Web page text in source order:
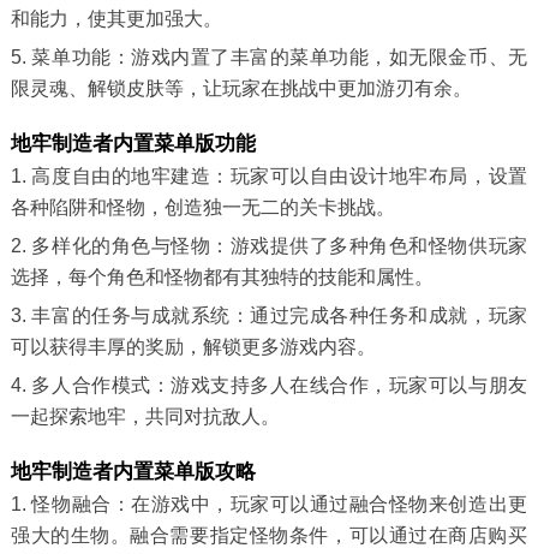
和能力，使其更加强大。
5. 菜单功能：游戏内置了丰富的菜单功能，如无限金币、无
限灵魂、解锁皮肤等，让玩家在挑战中更加游刃有余。
地牢制造者内置菜单版功能
1. 高度自由的地牢建造：玩家可以自由设计地牢布局，设置
各种陷阱和怪物，创造独一无二的关卡挑战。
2. 多样化的角色与怪物：游戏提供了多种角色和怪物供玩家
选择，每个角色和怪物都有其独特的技能和属性。
3. 丰富的任务与成就系统：通过完成各种任务和成就，玩家
可以获得丰厚的奖励，解锁更多游戏内容。
4. 多人合作模式：游戏支持多人在线合作，玩家可以与朋友
一起探索地牢，共同对抗敌人。
地牢制造者内置菜单版攻略
1. 怪物融合：在游戏中，玩家可以通过融合怪物来创造出更
强大的生物。融合需要指定怪物条件，可以通过在商店购买